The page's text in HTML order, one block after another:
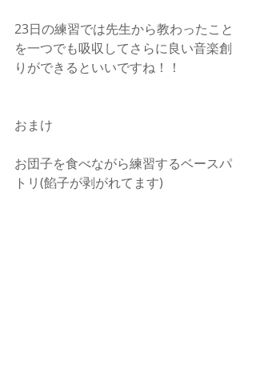
23日の練習では先生から教わったこと
を一つでも吸収してさらに良い音楽創
りができるといいですね！！
おまけ
お団子を食べながら練習するベースパ
トリ(餡子が剥がれてます)